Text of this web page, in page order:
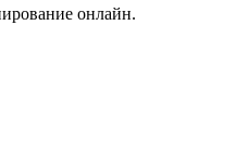
онлайн.